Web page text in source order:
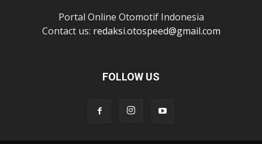
Portal Online Otomotif Indonesia
Contact us: redaksi.otospeed@gmail.com
FOLLOW US